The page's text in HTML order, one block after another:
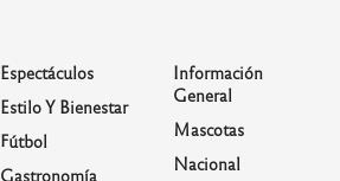
Espectáculos
Estilo Y Bienestar
Fútbol
Gastronomía
Información
General
Mascotas
Nacional